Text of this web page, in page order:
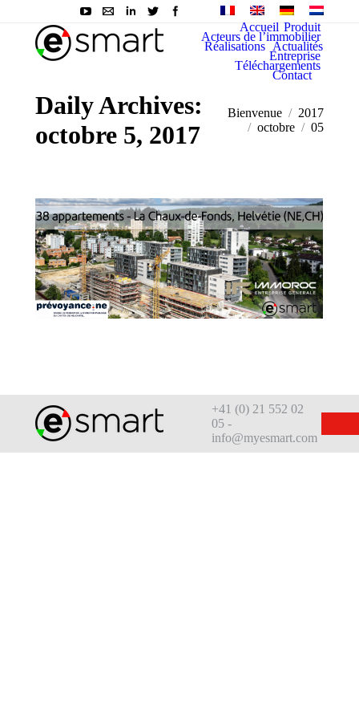
Accueil Produit
Acteurs de l’immobilier
Réalisations Actualités
Entreprise
Téléchargements
Contact
Daily Archives:
octobre 5, 2017
You are here:
Bienvenue
2017
octobre
05
+41 (0) 21 552 02
05 -
info@myesmart.com